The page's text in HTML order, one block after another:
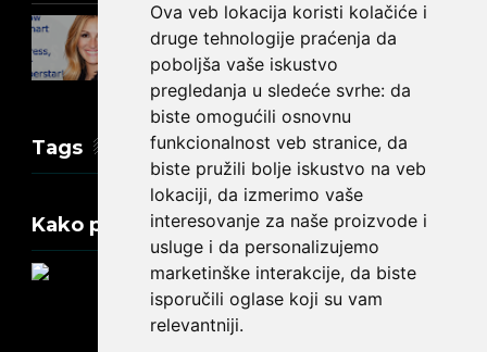
Ova veb lokacija koristi kolačiće i
druge tehnologije praćenja da
poboljša vaše iskustvo
pregledanja u sledeće svrhe: da
biste omogućili osnovnu
funkcionalnost veb stranice, da
biste pružili bolje iskustvo na veb
lokaciji, da izmerimo vaše
interesovanje za naše proizvode i
usluge i da personalizujemo
marketinške interakcije, da biste
isporučili oglase koji su vam
relevantniji.
Jednostavni tekstovi na engleskom -
Džulija Roberts
Tags
Kako promeniti tekst na engleskom?
Update cookies preferences